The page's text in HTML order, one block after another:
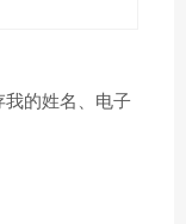
我的姓名、电子